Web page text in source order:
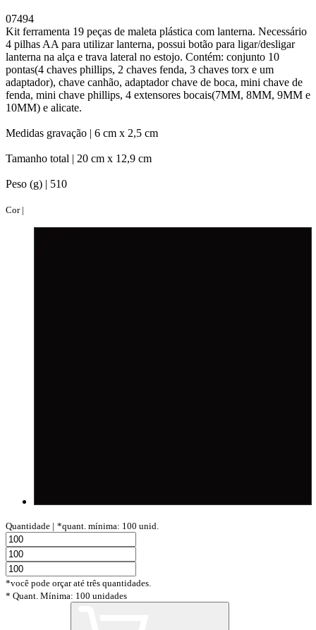
07494
Kit ferramenta 19 peças de maleta plástica com lanterna. Necessário
4 pilhas AA para utilizar lanterna, possui botão para ligar/desligar
lanterna na alça e trava lateral no estojo. Contém: conjunto 10
pontas(4 chaves phillips, 2 chaves fenda, 3 chaves torx e um
adaptador), chave canhão, adaptador chave de boca, mini chave de
fenda, mini chave phillips, 4 extensores bocais(7MM, 8MM, 9MM e
10MM) e alicate.
Medidas gravação | 6 cm x 2,5 cm
Tamanho total | 20 cm x 12,9 cm
Peso (g) | 510
Cor |
Quantidade | *quant. mínima: 100 unid.
*você pode orçar até três quantidades.
* Quant. Mínima: 100 unidades